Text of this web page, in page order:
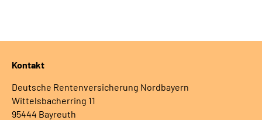
Kontakt
Deutsche Rentenversicherung Nordbayern
Wittelsbacherring 11
95444 Bayreuth